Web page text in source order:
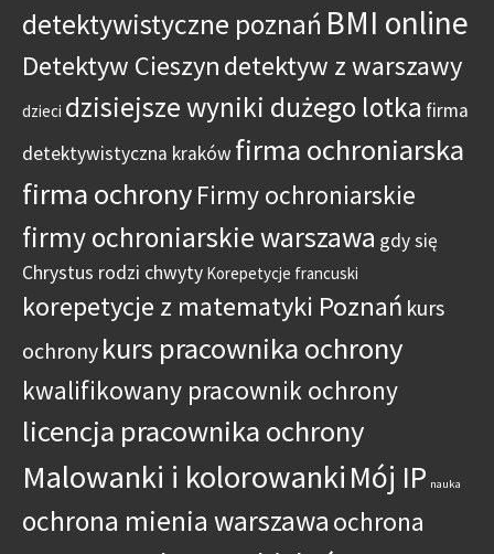
detektywistyczne poznań BMI online
Detektyw Cieszyndetektyw z warszawy
dzieci dzisiejsze wyniki dużego lotka firma
detektywistyczna kraków firma ochroniarska
firma ochrony Firmy ochroniarskie
firmy ochroniarskie warszawa gdy się
Chrystus rodzi chwyty Korepetycje francuski
korepetycje z matematyki Poznań kurs
ochrony kurs pracownika ochrony
kwalifikowany pracownik ochrony
licencja pracownika ochrony
Malowanki i kolorowanki Mój IP nauka
ochrona mienia warszawa ochrona